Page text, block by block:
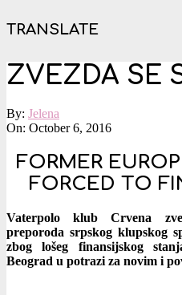
TRANSLATE
ZVEZDA SE
By: Jelena
On: October 6, 2016
FORMER
FORCED TO
Vaterpolo klub Crvena
preporoda srpskog klupskog
zbog lošeg finansijskog
Beograd u potrazi za novim i